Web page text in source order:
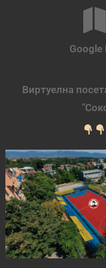
Google
Виртуелна